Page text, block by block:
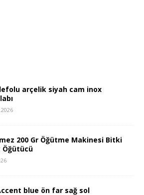
arçelik siyah cam inox
200 Gr Öğütme Makinesi Bitki
Öğütücü
blue ön far sağ sol